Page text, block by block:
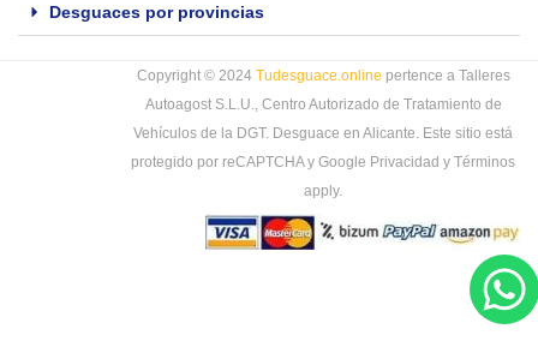
Desguaces por provincias
Copyright © 2024 Tudesguace.online pertence a Talleres
Autoagost S.L.U., Centro Autorizado de Tratamiento de
Vehículos de la DGT. Desguace en Alicante. Este sitio está
protegido por reCAPTCHA y Google Privacidad y Términos
apply.